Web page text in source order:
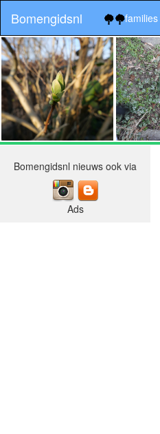
Bomengidsnl families
.
Bomengidsnl nieuws ook via
Ads